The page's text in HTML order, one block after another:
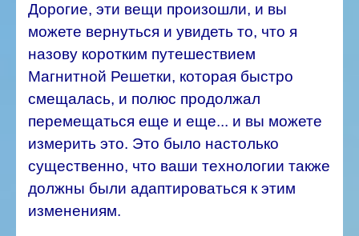
Дорогие, эти вещи произошли, и вы
можете вернуться и увидеть то, что я
назову коротким путешествием
Магнитной Решетки, которая быстро
смещалась, и полюс продолжал
перемещаться еще и еще... и вы можете
измерить это. Это было настолько
существенно, что ваши технологии также
должны были адаптироваться к этим
изменениям.